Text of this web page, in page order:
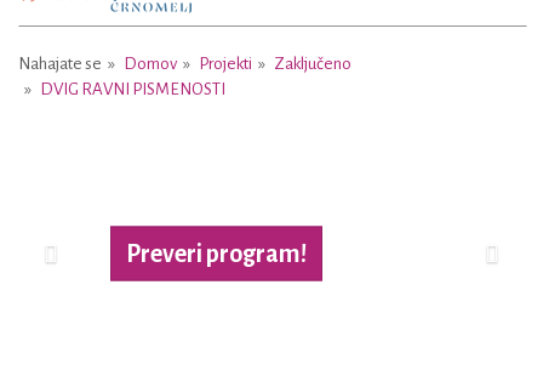
Nahajate se Domov Projekti
Zaključeno
DVIG RAVNI PISMENOSTI
Preveri program!